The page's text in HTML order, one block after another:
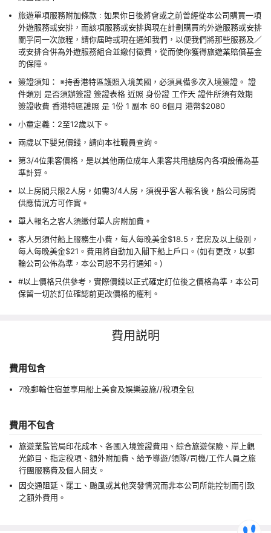
旅遊單項服務附加條款 : 如果你日後將會或之前曾經從本公司購買一項
外遊服務或安排，而該項服務或安排與現在計劃購買的外遊服務或安排
關乎同一次旅程，請你屆時或現在通知我們，以便我們將那些服務及／
或安排合併為外遊服務組合並繳付徵費，從而使你獲得旅遊業賠償基金
的保障。
簽證須知： ※持香港特區護照入境美國，必須具備多次入境簽證。 證
件類別 是否須辦簽證 簽證表格 近照 身份證 工作天 證件所須有效期
簽證收費 香港特區護照 是 1份 1 副本 60 6個月 港幣$2080
小童定義：2至12歲以下。
兩歲以下嬰兒價錢，請向本社職員查詢。
第3/4位乘客價格，是以其他兩位成年人乘客共用艙房內各項設備為基
準計算。
以上房間只限2人房，如需3/4人房，須視乎客人報名後，船公司房間
供應情況方可作實。
單人報名之客人須繳付單人房附加費。
客人另須付船上服務生小費，每人每晚美金$18.5，套房及以上級別，
每人每晚美金$21。費用將自動加入閣下船上戶口。(如有更改，以郵
輪公司公佈為準，本公司恕不另行通知。)
#以上價格只供參考，實際價錢以正式確定訂位後之價格為準，本公司
保留一切於訂位確認前更改價格的權利。
費用説明
費用包含
7晚郵輪住宿並享用船上美食及娛樂設施//稅項全包
費用不包含
旅遊業監管局印花成本、各國入境簽證費用、綜合旅遊保險、岸上觀
光節目、指定稅項、額外附加費、給予導遊/領隊/司機/工作人員之旅
行團服務費及個人開支。
因交通阻延、罷工、颱風或其他突發情況而非本公司所能控制而引致
之額外費用。